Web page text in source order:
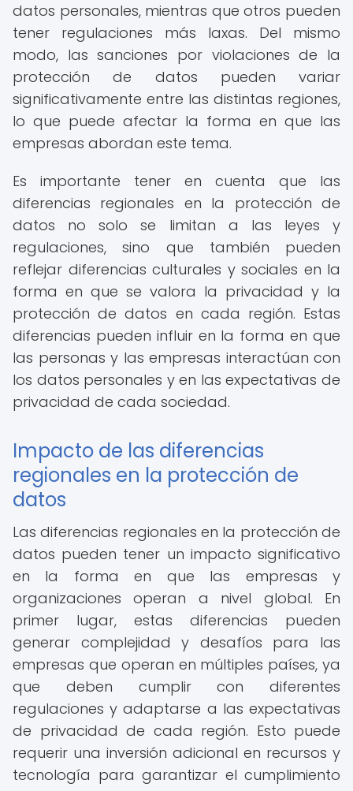
datos personales, mientras que otros pueden
tener regulaciones más laxas. Del mismo
modo, las sanciones por violaciones de la
protección de datos pueden variar
significativamente entre las distintas regiones,
lo que puede afectar la forma en que las
empresas abordan este tema.
Es importante tener en cuenta que las
diferencias regionales en la protección de
datos no solo se limitan a las leyes y
regulaciones, sino que también pueden
reflejar diferencias culturales y sociales en la
forma en que se valora la privacidad y la
protección de datos en cada región. Estas
diferencias pueden influir en la forma en que
las personas y las empresas interactúan con
los datos personales y en las expectativas de
privacidad de cada sociedad.
Impacto de las diferencias
regionales en la protección de
datos
Las diferencias regionales en la protección de
datos pueden tener un impacto significativo
en la forma en que las empresas y
organizaciones operan a nivel global. En
primer lugar, estas diferencias pueden
generar complejidad y desafíos para las
empresas que operan en múltiples países, ya
que deben cumplir con diferentes
regulaciones y adaptarse a las expectativas
de privacidad de cada región. Esto puede
requerir una inversión adicional en recursos y
tecnología para garantizar el cumplimiento